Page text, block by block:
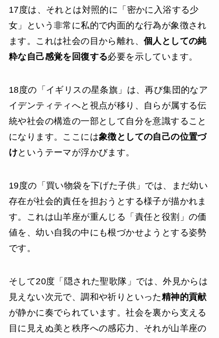
17度は、それとは対照的に「密かに入浴する少
女」という非常に私的で内面的な行為が象徴され
ます。これは社会の目から離れ、 個人としての純
粋な自己感覚を回復する必要を示しています。
18度の「イギリスの星条旗」は、再び集団的なア
イデンティティへと視点が移り、自らが属する伝
統や社会の構造の一部として自分を意識すること
になります。ここには象徴としての自己の位置づ
けというテーマが浮かびます。
19度の「買い物袋を下げた子供」では、まだ幼い
存在が社会的責任を担おうとする様子が描かれま
す。これは山羊座が重んじる「責任と役割」の価
値を、幼い自我の中にも根づかせようとする姿勢
です。
そして20度「隠された聖歌隊」では、外見からは
見えない次元で、調和や祈りといった精神的貢献
が静かに奏でられています。社会を裏から支える
目に見えぬ美と秩序への感応力、それが山羊座の